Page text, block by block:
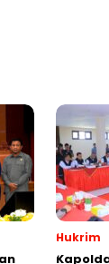
Hukrim